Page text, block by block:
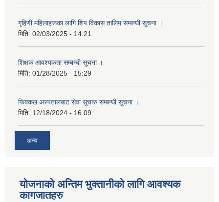
गृहिणी महिलाहरूका लागि शिप विकास तालिम सम्बन्धी सूचना ‌।
मिति: 02/03/2025 - 14:21
शिक्षक आवश्यकता सम्बन्धी सूचना ।
मिति: 01/28/2025 - 15:29
फिक्कल अस्पतालबाट सेवा सुचारु सम्बन्धी सूचना ।
मिति: 12/18/2024 - 16:09
अन्य
योजनाको अन्तिम भुक्तानीको लागि आवश्यक
कागजातहरु